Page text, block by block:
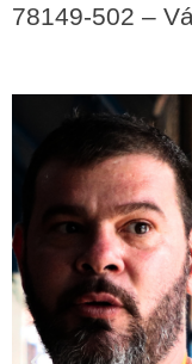
78149-502 –